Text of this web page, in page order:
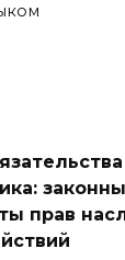
прав